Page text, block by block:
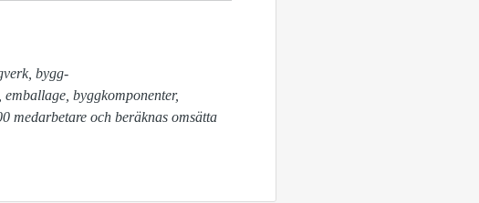
bygg-
medarbetare och beräknas omsätta